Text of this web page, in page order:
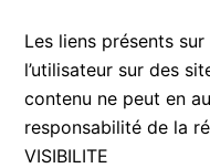
Les liens présents
l’utilisateur sur des
contenu ne peut en
responsabilité de la
VISIBILITE